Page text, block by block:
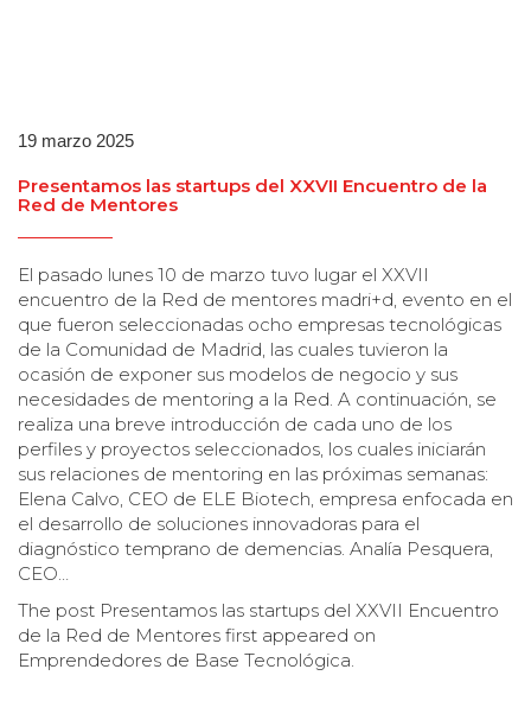
19 marzo 2025
Presentamos las startups del XXVII Encuentro de la
Red de Mentores
El pasado lunes 10 de marzo tuvo lugar el XXVII
encuentro de la Red de mentores madri+d, evento en el
que fueron seleccionadas ocho empresas tecnológicas
de la Comunidad de Madrid, las cuales tuvieron la
ocasión de exponer sus modelos de negocio y sus
necesidades de mentoring a la Red. A continuación, se
realiza una breve introducción de cada uno de los
perfiles y proyectos seleccionados, los cuales iniciarán
sus relaciones de mentoring en las próximas semanas:
Elena Calvo, CEO de ELE Biotech, empresa enfocada en
el desarrollo de soluciones innovadoras para el
diagnóstico temprano de demencias. Analía Pesquera,
CEO…
The post Presentamos las startups del XXVII Encuentro
de la Red de Mentores first appeared on
Emprendedores de Base Tecnológica.